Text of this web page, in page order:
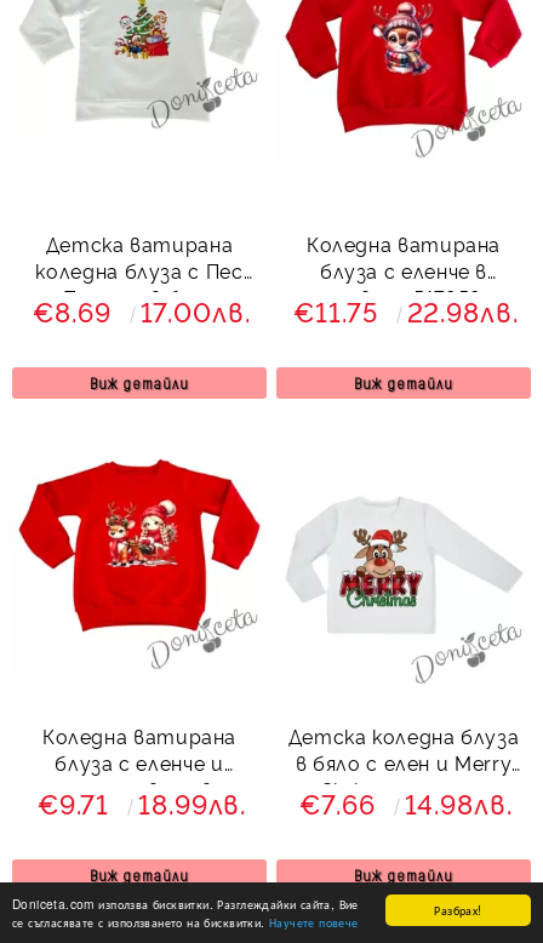
Разбрах!
Doniceta.com използва бисквитки. Разглеждайки сайта, Вие
се съгласявате с използването на бисквитки. Научете повече
Детска ватирана
коледна блуза с Пес
Патрул в бяло
€8.69 17.00лв.
Виж детайли
Коледна ватирана
блуза с еленче в
червено 517959
€11.75 22.98лв.
Виж детайли
Коледна ватирана
блуза с еленче и
момиченце в червено
€9.71 18.99лв.
Виж детайли
Детска коледна блуза
в бяло с елен и Merry
Chrismas надпис
€7.66 14.98лв.
Виж детайли